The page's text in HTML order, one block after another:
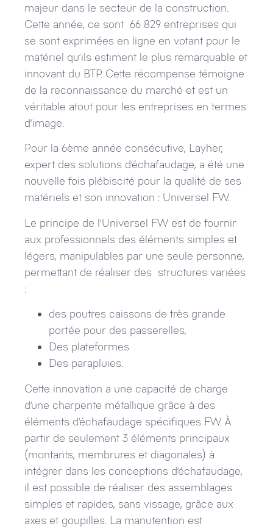
majeur dans le secteur de la construction.
Cette année, ce sont 66 829 entreprises qui
se sont exprimées en ligne en votant pour le
matériel qu’ils estiment le plus remarquable et
innovant du BTP. Cette récompense témoigne
de la reconnaissance du marché et est un
véritable atout pour les entreprises en termes
d’image.
Pour la 6ème année consécutive, Layher,
expert des solutions d’échafaudage, a été une
nouvelle fois plébiscité pour la qualité de ses
matériels et son innovation : Universel FW.
Le principe de l’Universel FW est de fournir
aux professionnels des éléments simples et
légers, manipulables par une seule personne,
permettant de réaliser des structures variées
:
des poutres caissons de très grande
portée pour des passerelles,
Des plateformes
Des parapluies.
Cette innovation a une capacité de charge
d’une charpente métallique grâce à des
éléments d’échafaudage spécifiques FW. À
partir de seulement 3 éléments principaux
(montants, membrures et diagonales) à
intégrer dans les conceptions d’échafaudage,
il est possible de réaliser des assemblages
simples et rapides, sans vissage, grâce aux
axes et goupilles. La manutention est